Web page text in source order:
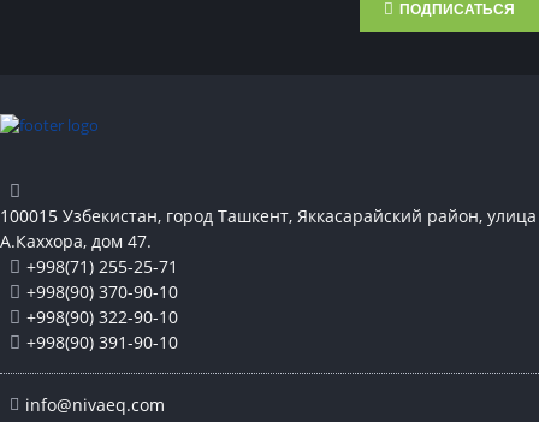
ПОДПИСАТЬСЯ
100015 Узбекистан, город Ташкент, Яккасарайский район, улица
А.Каххора, дом 47.
+998(71) 255-25-71
+998(90) 370-90-10
+998(90) 322-90-10
+998(90) 391-90-10
info@nivaeq.com